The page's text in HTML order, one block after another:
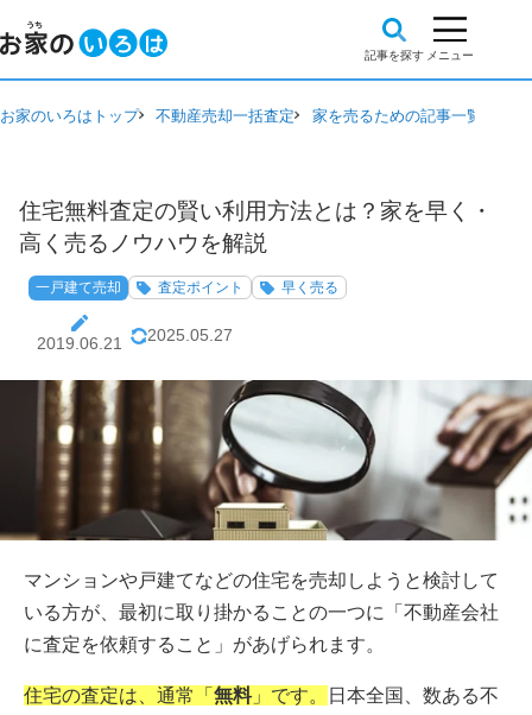
お家のいろはトップ 不動産売却一括査定 家を売るための記事一覧
住宅無料査定の賢い利用方法とは？家を早く・
高く売るノウハウを解説
一戸建て売却 査定ポイント 早く売る
2019.06.21 2025.05.27
マンションや戸建てなどの住宅を売却しようと検討して
いる方が、最初に取り掛かることの一つに「不動産会社
に査定を依頼すること」があげられます。
住宅の査定は、通常「 無料」です。
日本全国、数ある不